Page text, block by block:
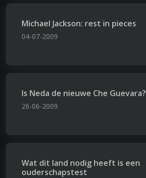
Michael Jackson: rest in pieces
04-07-2009
Is Neda de nieuwe Che Guevara?
26-06-2009
Wat dit land nodig heeft is een
ouderschapstest